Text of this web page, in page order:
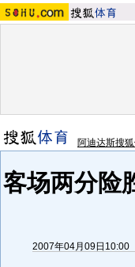
阿迪达斯搜
客场两分险
2007年04月09日10:00